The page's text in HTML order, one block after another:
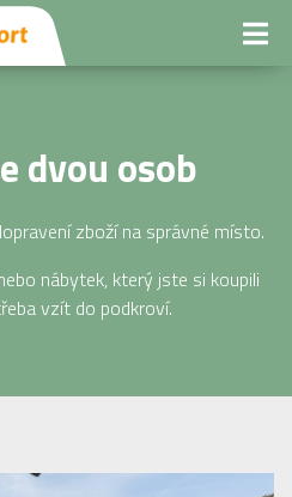
dvou osob
zboží na správné místo.
nábytek, který jste si koupili
vzít do podkroví.